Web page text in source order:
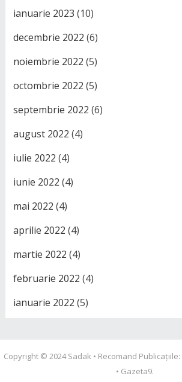
ianuarie 2023 (10)
decembrie 2022 (6)
noiembrie 2022 (5)
octombrie 2022 (5)
septembrie 2022 (6)
august 2022 (4)
iulie 2022 (4)
iunie 2022 (4)
mai 2022 (4)
aprilie 2022 (4)
martie 2022 (4)
februarie 2022 (4)
ianuarie 2022 (5)
Copyright © 2024Sadak • Recomand Publicațiile:
• Gazeta9.